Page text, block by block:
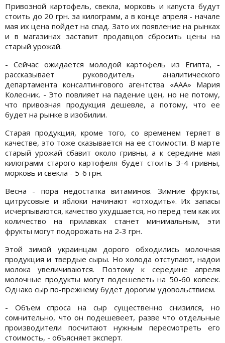
Привозной картофель, свекла, морковь и капуста будут
стоить до 20 грн. за килограмм, а в конце апреля - начале
мая их цена пойдет на спад. Зато их появление на рынках
и в магазинах заставит продавцов сбросить цены на
старый урожай.
- Сейчас ожидается молодой картофель из Египта, -
рассказывает руководитель аналитического
департамента консалтингового агентства «ААА» Мария
Колесник. - Это повлияет на падение цен, но не потому,
что привозная продукция дешевле, а потому, что ее
будет на рынке в изобилии.
Старая продукция, кроме того, со временем теряет в
качестве, это тоже сказывается на ее стоимости. В марте
старый урожай сбавит около гривны, а к середине мая
килограмм старого картофеля будет стоить 3-4 гривны,
морковь и свекла - 5-6 грн.
Весна - пора недостатка витаминов. Зимние фрукты,
цитрусовые и яблоки начинают «отходить». Их запасы
исчерпываются, качество ухудшается, но перед тем как их
количество на прилавках станет минимальным, эти
фрукты могут подорожать на 2-3 грн.
Этой зимой украинцам дорого обходились молочная
продукция и твердые сыры. Но холода отступают, надои
молока увеличиваются. Поэтому к середине апреля
молочные продукты могут подешеветь на 50-60 копеек.
Однако сыр по-прежнему будет дорогим удовольствием.
- Объем спроса на сыр существенно снизился, но
сомнительно, что он подешевеет, разве что отдельные
производители посчитают нужным пересмотреть его
стоимость, - объясняет эксперт.